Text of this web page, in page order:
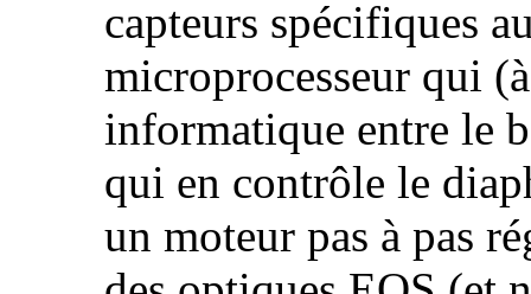
capteurs spécifiques
microprocesseur qui
informatique entre le
qui en contrôle le
un moteur pas à pas